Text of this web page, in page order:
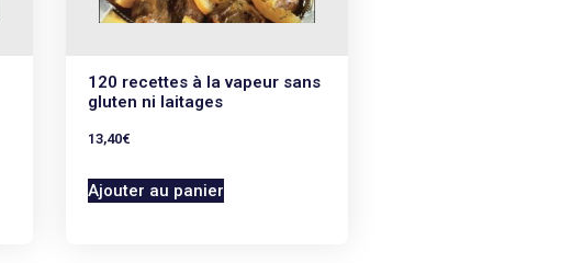
120 recettes à la vapeur sans
gluten ni laitages
13,40€
Ajouter au panier